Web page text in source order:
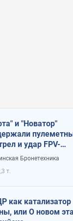
и "Новатор"
и удар FPV-
сохранив жизнь
Бронетехника
т.
как катализатор
или О новом